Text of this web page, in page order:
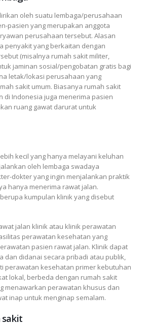
oleh suatu lembaga/perusahaan
pasien yang merupakan anggota
perusahaan tersebut. Alasan
penyakit yang berkaitan dengan
(misalnya rumah sakit militer,
jaminan sosial/pengobatan gratis bagi
letak/lokasi perusahaan yang
sakit umum. Biasanya rumah sakit
di Indonesia juga menerima pasien
ruang gawat darurat untuk
kecil yang hanya melayani keluhan
oleh lembaga swadaya
dokter yang ingin menjalankan praktik
hanya menerima rawat jalan.
kumpulan klinik yang disebut
jalan klinik atau klinik perawatan
perawatan kesehatan yang
pasien rawat jalan. Klinik dapat
dan didanai secara pribadi atau publik,
perawatan kesehatan primer kebutuhan
lokal, berbeda dengan rumah sakit
menawarkan perawatan khusus dan
inap untuk menginap semalam.
sakit